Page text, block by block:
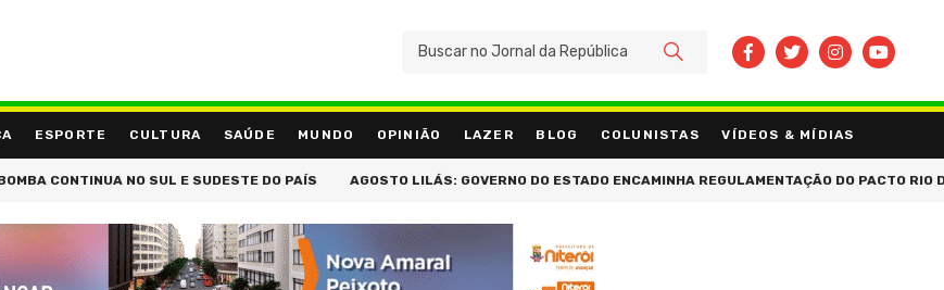
ESPORTE CULTURA SAÚDE MUNDO OPINIÃO LAZER BLOG COLUNISTAS VÍDEOS & MÍDIAS
NO SUL E SUDESTE DO PAÍS AGOSTO LILÁS: GOVERNO DO ESTADO ENCAMINHA REGULAMENTAÇÃO DO PACTO RIO DE
BUSCAR